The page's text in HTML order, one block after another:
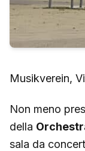
Musikverein,
Non meno
della
sala da